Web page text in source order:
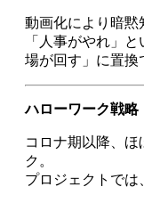
動画化により暗黙
「人事がやれ」
場が回す」に置換
ハローワーク戦略
コロナ期以降、
ク。
プロジェクトでは